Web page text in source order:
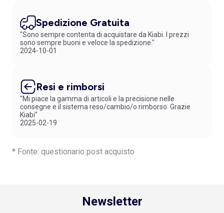
Spedizione Gratuita
"Sono sempre contenta di acquistare da Kiabi. I prezzi
sono sempre buoni e veloce la spedizione."
2024-10-01
Resi e rimborsi
"Mi piace la gamma di articoli e la precisione nelle
consegne e il sistema reso/cambio/o rimborso. Grazie
Kiabi"
2025-02-19
* Fonte: questionario post acquisto
Newsletter